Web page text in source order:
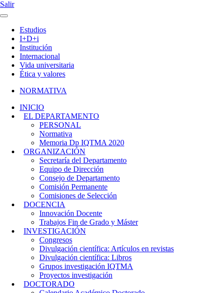
Salir
Estudios
I+D+i
Institución
Internacional
Vida universitaria
Ética y valores
NORMATIVA
INICIO
EL DEPARTAMENTO
PERSONAL
Normativa
Memoria Dp IQTMA 2020
ORGANIZACIÓN
Secretaría del Departamento
Equipo de Dirección
Consejo de Departamento
Comisión Permanente
Comisiones de Selección
DOCENCIA
Innovación Docente
Trabajos Fin de Grado y Máster
INVESTIGACIÓN
Congresos
Divulgación científica: Artículos en revistas
Divulgación científica: Libros
Grupos investigación IQTMA
Proyectos investigación
DOCTORADO